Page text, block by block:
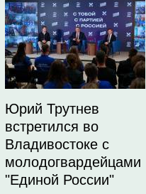
Юрий Трутнев
встретился во
Владивостоке с
молодогвардейцами
"Единой России"